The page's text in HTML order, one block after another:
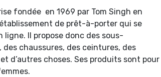
fondée en 1969 par Tom Singh en
de prêt-à-porter qui se
ligne. Il propose donc des sous-
chaussures, des ceintures, des
d’autres choses. Ses produits sont pour